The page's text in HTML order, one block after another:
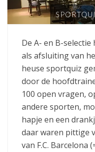
De A- en B-
als afsluiting van
heuse sportquiz
door de
100 open vragen,
andere sporten,
hapje en een
daar waren pittige
van F.C. Barcelona